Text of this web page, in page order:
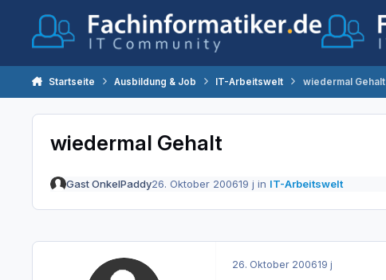
Startseite Ausbildung & Job IT-Arbeitswelt wiedermal Gehalt
wiedermal Gehalt
Gast OnkelPaddy26. Oktober 200619 j in IT-Arbeitswelt
26. Oktober 200619 j